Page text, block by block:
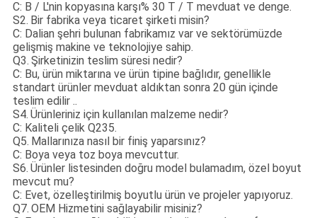
C: B / L'nin kopyasına karşı% 30 T / T mevduat ve denge.
S2. Bir fabrika veya ticaret şirketi misin?
C: Dalian şehri bulunan fabrikamız var ve sektörümüzde
gelişmiş makine ve teknolojiye sahip.
Q3. Şirketinizin teslim süresi nedir?
C: Bu, ürün miktarına ve ürün tipine bağlıdır, genellikle
standart ürünler mevduat aldıktan sonra 20 gün içinde
teslim edilir ..
S4. Ürünleriniz için kullanılan malzeme nedir?
C: Kaliteli çelik Q235.
Q5. Mallarınıza nasıl bir finiş yaparsınız?
C: Boya veya toz boya mevcuttur.
S6. Ürünler listesinden doğru model bulamadım, özel boyut
mevcut mu?
C: Evet, özelleştirilmiş boyutlu ürün ve projeler yapıyoruz.
Q7. OEM Hizmetini sağlayabilir misiniz?